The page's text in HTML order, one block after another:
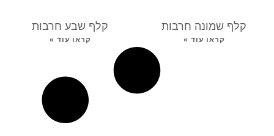
קלף שמונה חרבות
קראו עוד »
קלף שבע חרבות
קראו עוד »